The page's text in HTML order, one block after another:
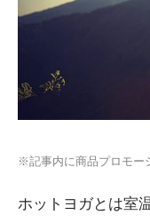
※記事内に商品プロモー
ホットヨガとは室